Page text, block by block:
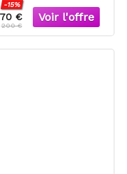
€
-15%
200 €